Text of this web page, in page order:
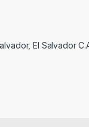
El Salvador